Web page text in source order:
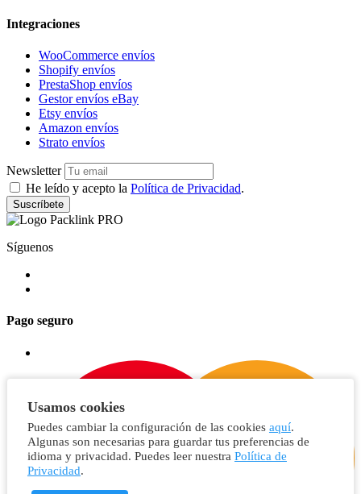
Integraciones
WooCommerce envíos
Shopify envíos
PrestaShop envíos
Gestor envíos eBay
Etsy envíos
Amazon envíos
Strato envíos
Newsletter
He leído y acepto la Política de Privacidad.
Suscríbete
Síguenos
Pago seguro
Usamos cookies
Puedes cambiar la configuración de las cookies aquí.
Algunas son necesarias para guardar tus preferencias de
idioma y privacidad. Puedes leer nuestra Política de
Privacidad.